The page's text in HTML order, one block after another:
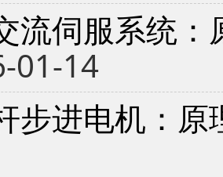
流伺服系统
01-14
步进电机：